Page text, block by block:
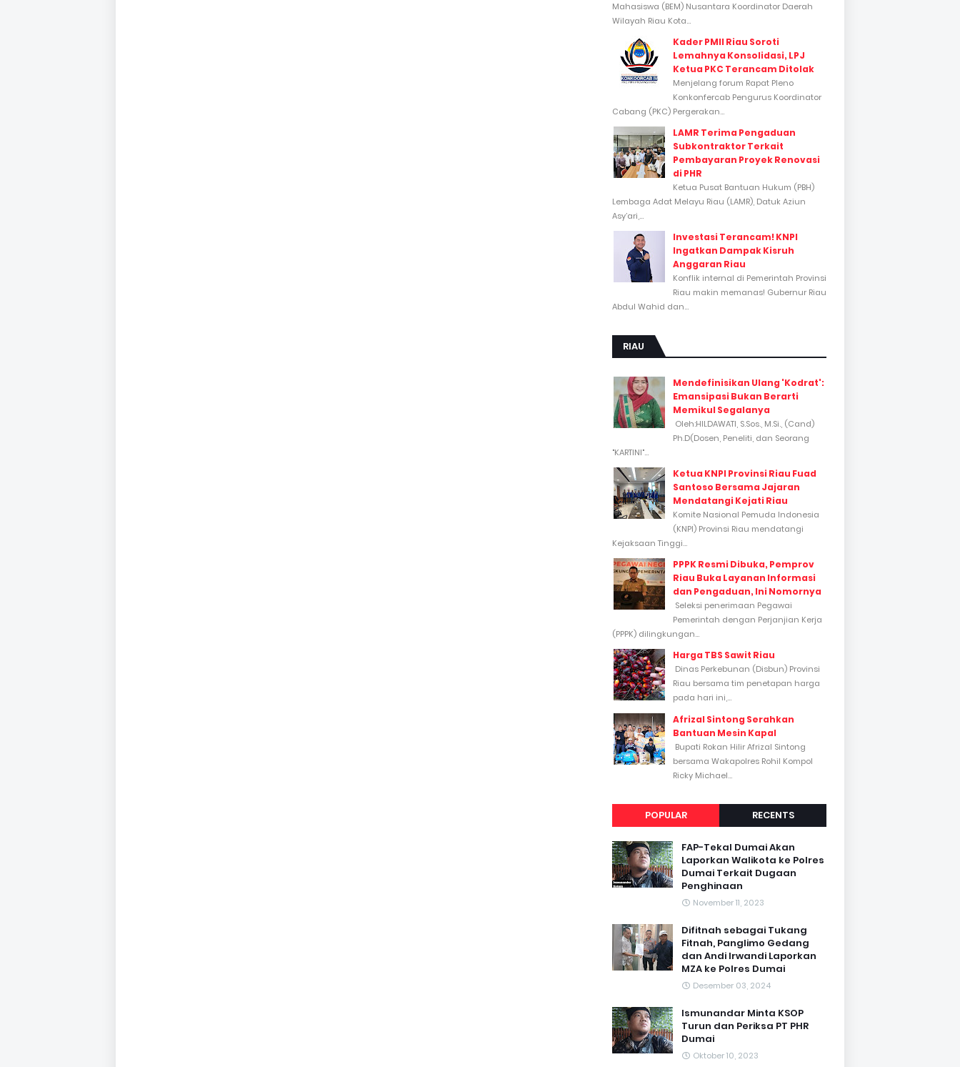
Mahasiswa (BEM) Nusantara Koordinator Daerah
Wilayah Riau Kota...
Kader PMII Riau Soroti
Lemahnya Konsolidasi, LPJ
Ketua PKC Terancam Ditolak
Menjelang forum Rapat Pleno
Konkonfercab Pengurus Koordinator
Cabang (PKC) Pergerakan...
LAMR Terima Pengaduan
Subkontraktor Terkait
Pembayaran Proyek Renovasi
di PHR
Ketua Pusat Bantuan Hukum (PBH)
Lembaga Adat Melayu Riau (LAMR), Datuk Aziun
Asy’ari,...
Investasi Terancam! KNPI
Ingatkan Dampak Kisruh
Anggaran Riau
Konflik internal di Pemerintah Provinsi
Riau makin memanas! Gubernur Riau
Abdul Wahid dan...
RIAU
Mendefinisikan Ulang 'Kodrat':
Emansipasi Bukan Berarti
Memikul Segalanya
Oleh:HILDAWATI, S.Sos., M.Si., (Cand)
Ph.D(Dosen, Peneliti, dan Seorang
"KARTINI"...
Ketua KNPI Provinsi Riau Fuad
Santoso Bersama Jajaran
Mendatangi Kejati Riau
Komite Nasional Pemuda Indonesia
(KNPI) Provinsi Riau mendatangi
Kejaksaan Tinggi...
PPPK Resmi Dibuka, Pemprov
Riau Buka Layanan Informasi
dan Pengaduan, Ini Nomornya
Seleksi penerimaan Pegawai
Pemerintah dengan Perjanjian Kerja
(PPPK) dilingkungan...
Harga TBS Sawit Riau
Dinas Perkebunan (Disbun) Provinsi
Riau bersama tim penetapan harga
pada hari ini,...
Afrizal Sintong Serahkan
Bantuan Mesin Kapal
Bupati Rokan Hilir Afrizal Sintong
bersama Wakapolres Rohil Kompol
Ricky Michael...
POPULAR RECENTS
FAP-Tekal Dumai Akan
Laporkan Walikota ke Polres
Dumai Terkait Dugaan
Penghinaan
November 11, 2023
Difitnah sebagai Tukang
Fitnah, Panglimo Gedang
dan Andi Irwandi Laporkan
MZA ke Polres Dumai
Desember 03, 2024
Ismunandar Minta KSOP
Turun dan Periksa PT PHR
Dumai
Oktober 10, 2023